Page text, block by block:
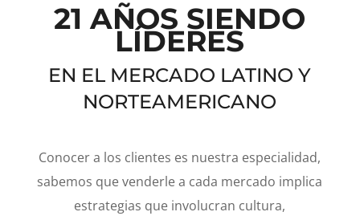
21 AÑOS SIENDO
LÍDERES
EN EL MERCADO LATINO Y
NORTEAMERICANO
Conocer a los clientes es nuestra especialidad,
sabemos que venderle a cada mercado implica
estrategias que involucran cultura,